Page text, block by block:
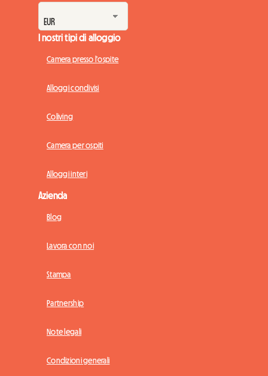
I nostri tipi di alloggio
Camera presso l'ospite
Alloggi condivisi
Coliving
Camera per ospiti
Alloggi interi
Azienda
Blog
Lavora con noi
Stampa
Partnership
Note legali
Condizioni generali